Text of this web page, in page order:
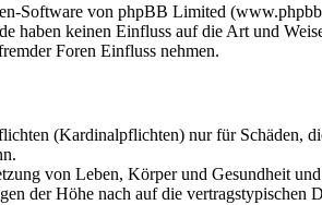
Software von phpBB Limited
haben keinen Einfluss auf die Art und
Foren Einfluss nehmen.
(Kardinalpflichten) nur für Schäden,
von Leben, Körper und Gesundheit
der Höhe nach auf die vertragstypischen